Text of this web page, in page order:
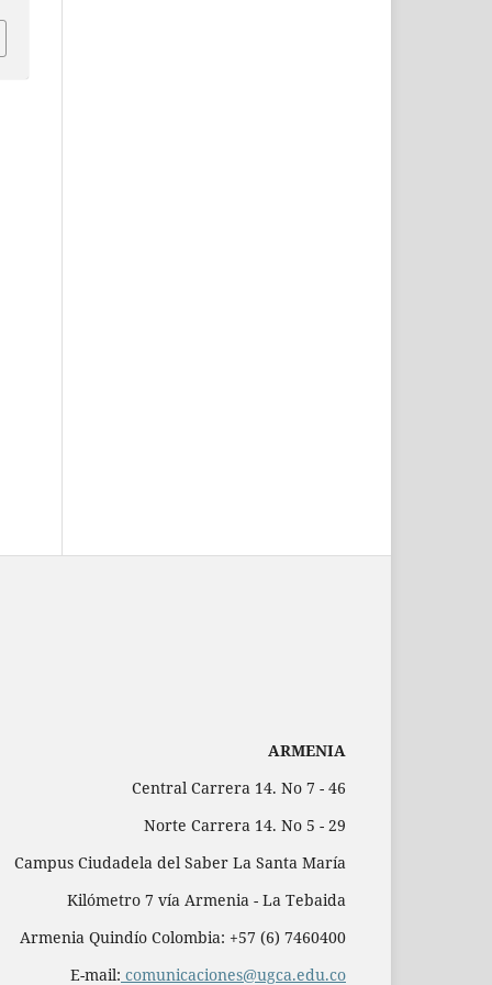
ARMENIA
Central Carrera 14. No 7 - 46
Norte Carrera 14. No 5 - 29
Campus Ciudadela del Saber La Santa María
Kilómetro 7 vía Armenia - La Tebaida
Armenia Quindío Colombia: +57 (6) 7460400
E-mail: comunicaciones@ugca.edu.co